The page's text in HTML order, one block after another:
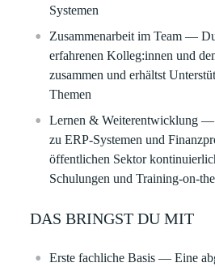
Systemen
Zusammenarbeit im Team — Du
erfahrenen Kolleg:innen und
zusammen und erhältst
Themen
Lernen & Weiterentwicklung —
zu ERP‑Systemen und
öffentlichen Sektor
Schulungen und Training-on-
DAS BRINGST DU MIT
Erste fachliche Basis — Eine